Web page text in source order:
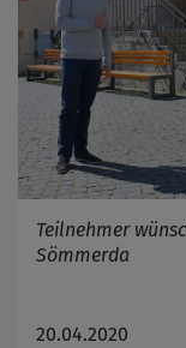
Teilnehmer
Sömmerda
20.04.2020